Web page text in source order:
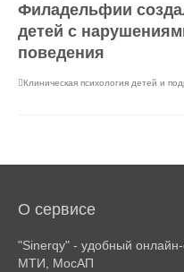
Филадельфии
детей с
поведения
Клиническая психология детей и
О сервисе
"Sinerqy" - удобный
МТИ, МосАП